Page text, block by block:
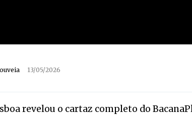
13/05/2026
revelou o cartaz completo do